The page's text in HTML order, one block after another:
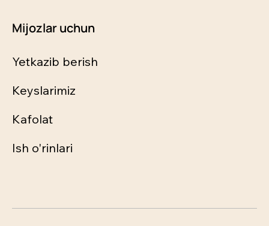
Mijozlar uchun
Yetkazib berish
Keyslarimiz
Kafolat
Ish o'rinlari